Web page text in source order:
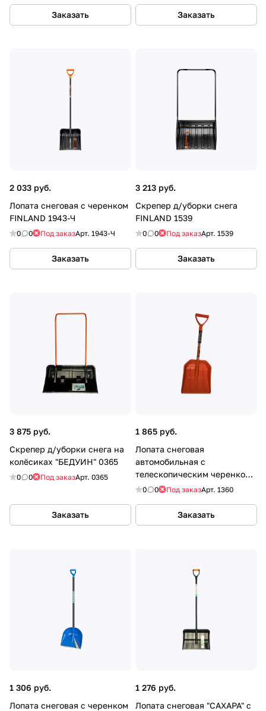
Заказать Заказать
2 033 руб.
Лопата снеговая с черенком
FINLAND 1943-Ч
0 0 Под заказАрт. 1943-Ч
Заказать
3 213 руб.
Скрепер д/уборки снега
FINLAND 1539
0 0 Под заказАрт. 1539
Заказать
3 875 руб.
Скрепер д/уборки снега на
колёсиках "БЕДУИН" 0365
0 0 Под заказАрт. 0365
Заказать
1 865 руб.
Лопата снеговая
автомобильная с
телескопическим черенком
1360 FINLAND
0 0 Под заказАрт. 1360
Заказать
1 306 руб.
Лопата снеговая с черенком
1 276 руб.
Лопата снеговая "САХАРА" с